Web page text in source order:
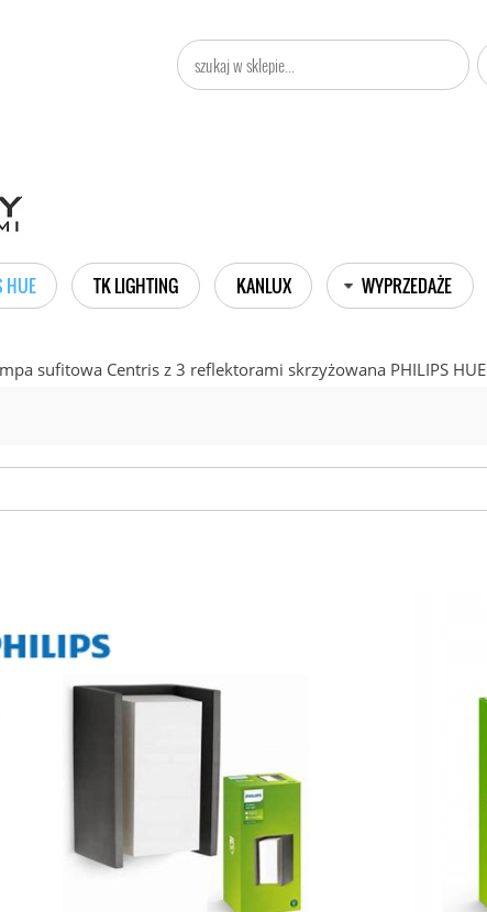
HUE TK LIGHTING KANLUX WYPRZEDAŻE
sufitowa Centris z 3 reflektorami skrzyżowana PHILIPS HUE